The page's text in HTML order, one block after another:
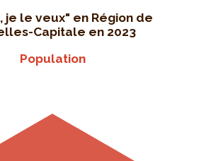
je le veux" en Région de
Capitale en 2023
Population